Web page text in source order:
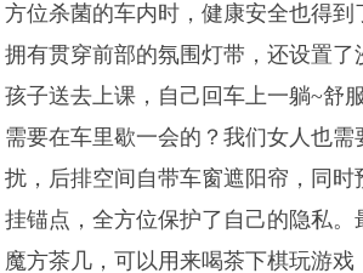
方位杀菌的车内时，健康安全也得到
拥有贯穿前部的氛围灯带，还设置了
孩子送去上课，自己回车上一躺~舒
需要在车里歇一会的？我们女人也需
扰，后排空间自带车窗遮阳帘，同时
挂锚点，全方位保护了自己的隐私。
魔方茶几，可以用来喝茶下棋玩游戏